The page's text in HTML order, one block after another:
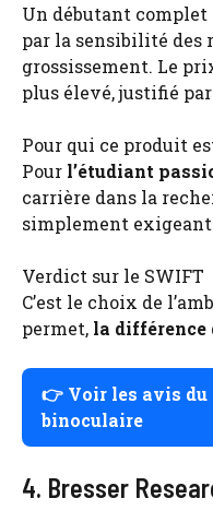
Un débutant complet
par la sensibilité des
grossissement. Le
plus élevé, justifié
Pour qui ce produit
Pour l’étudiant
carrière dans la
simplement exigeant
Verdict sur le SWIFT
C’est le choix de
permet, la différence
👉 Voir les avis
binoculaire
4. Bresser